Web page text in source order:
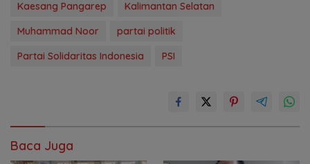
Kaesang Pangarep
Kalimantan Selatan
Muhammad Noor
partai politik
Partai Solidaritas Indonesia
PSI
Baca Juga